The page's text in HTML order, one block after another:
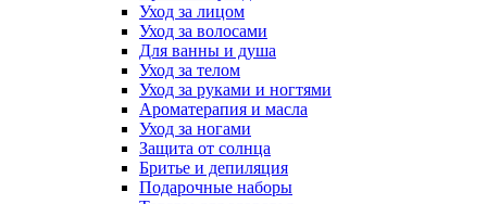
Уход за лицом
Уход за волосами
Для ванны и душа
Уход за телом
Уход за руками и ногтями
Ароматерапия и масла
Уход за ногами
Защита от солнца
Бритье и депиляция
Подарочные наборы